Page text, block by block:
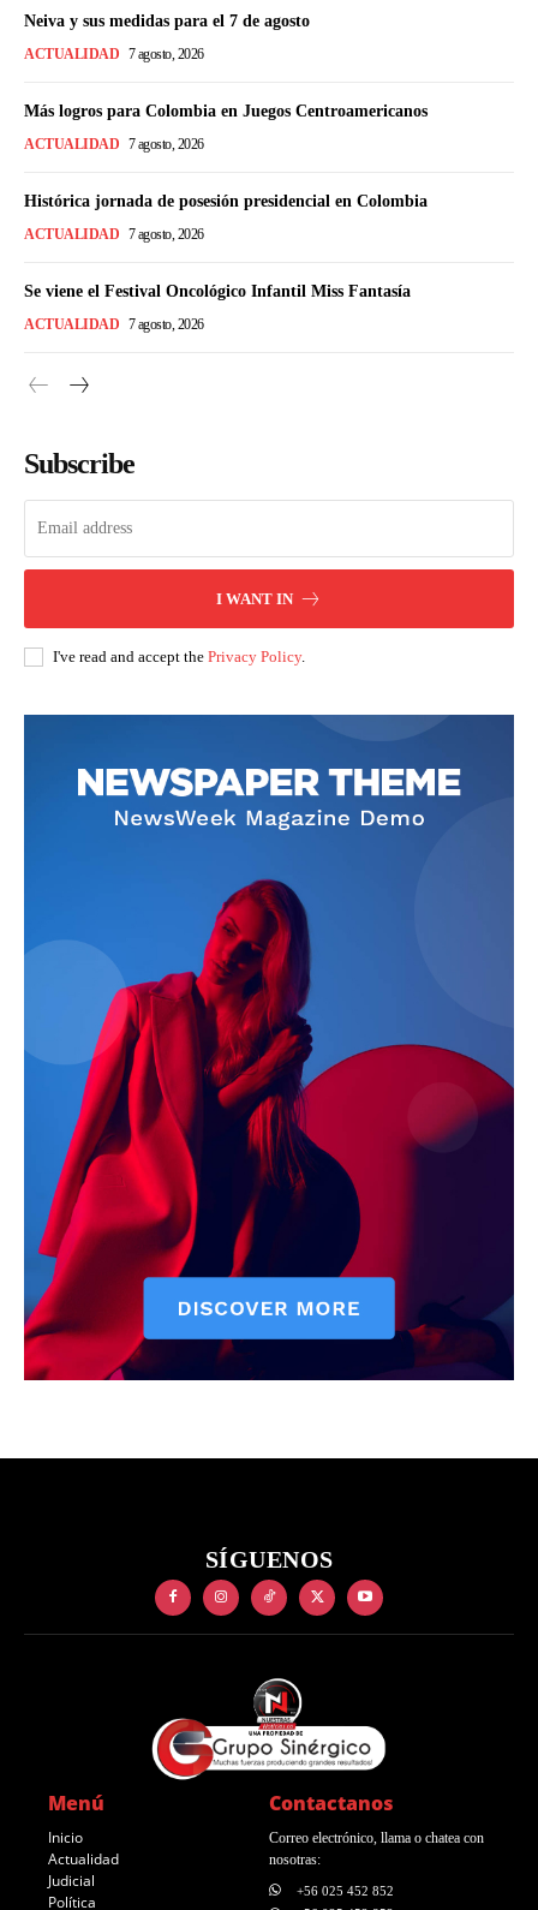
Neiva y sus medidas para el 7 de agosto
ACTUALIDAD 7 agosto, 2026
Más logros para Colombia en Juegos Centroamericanos
ACTUALIDAD 7 agosto, 2026
Histórica jornada de posesión presidencial en Colombia
ACTUALIDAD 7 agosto, 2026
Se viene el Festival Oncológico Infantil Miss Fantasía
ACTUALIDAD 7 agosto, 2026
Subscribe
I WANT IN
I've read and accept the Privacy Policy.
SÍGUENOS
Menú
Inicio
Actualidad
Judicial
Política
Contactanos
Correo electrónico, llama o chatea con
nosotras:
+56 025 452 852